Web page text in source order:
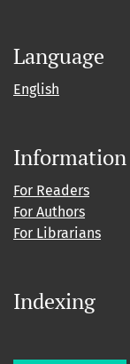
Language
English
Information
For Readers
For Authors
For Librarians
Indexing